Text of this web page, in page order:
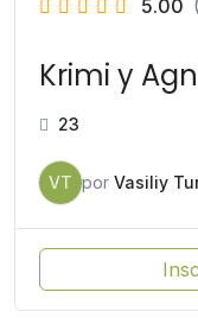
5.00
Krimi y
23
VT por Vasiliy